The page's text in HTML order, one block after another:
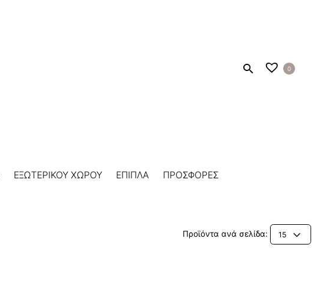
0
ΕΞΩΤΕΡΙΚΟΥ ΧΩΡΟΥ ΕΠΙΠΛΑ ΠΡΟΣΦΟΡΕΣ
Προϊόντα ανά σελίδα: 15